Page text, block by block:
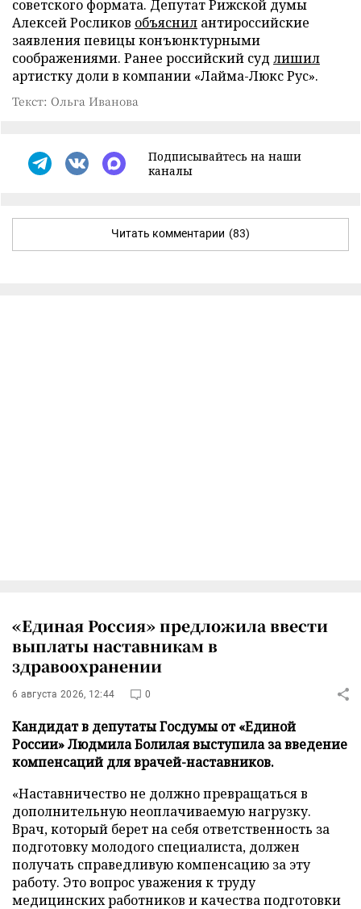
советского формата. Депутат Рижской думы
Алексей Росликов объяснил антироссийские
заявления певицы конъюнктурными
соображениями. Ранее российский суд лишил
артистку доли в компании «Лайма-Люкс Рус».
Текст: Ольга Иванова
Подписывайтесь на наши
каналы
Читать комментарии (83)
«Единая Россия» предложила ввести
выплаты наставникам в
здравоохранении
6 августа 2026, 12:44 0
Кандидат в депутаты Госдумы от «Единой
России» Людмила Болилая выступила за введение
компенсаций для врачей-наставников.
«Наставничество не должно превращаться в
дополнительную неоплачиваемую нагрузку.
Врач, который берет на себя ответственность за
подготовку молодого специалиста, должен
получать справедливую компенсацию за эту
работу. Это вопрос уважения к труду
медицинских работников и качества подготовки